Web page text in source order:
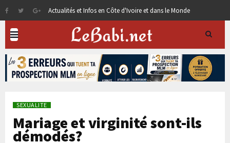
Actualités et Infos en Côte d'Ivoire et dans le Monde
SEXUALITE
Mariage et virginité sont-ils
démodés?